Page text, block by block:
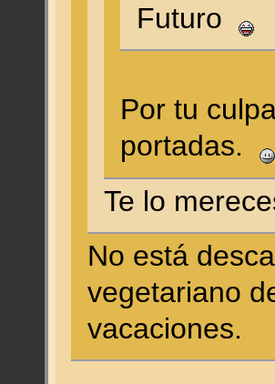
Futuro
Por tu
portadas.
Te lo
No está
vegetariano
vacaciones.